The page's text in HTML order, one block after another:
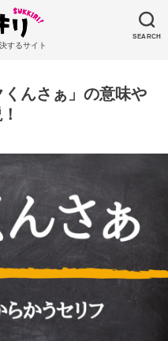
SEARCH
するサイト
んさぁ」の意味や